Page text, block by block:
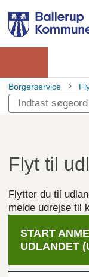
hovedindhold
Borgerservice
Flyt til
Flytter du til
melde udrejse til
START
UDLANDET